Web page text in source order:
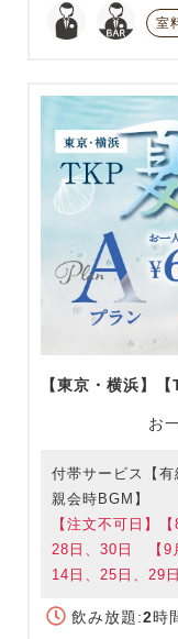
室
【東京・横浜】
お
付帯サービス【
親会時BGM】
【注文不可日】
28日、30日 【9
14日、25日、29日
飲み放題:2時